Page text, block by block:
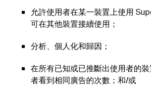
允許使用者在某一裝置上使用
可在其他裝置接續使用；
分析、個人化和歸因；
在所有已知或已推斷出使用者的
者看到相同廣告的次數；和/或